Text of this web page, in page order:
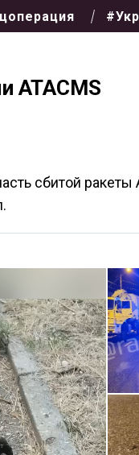
ATACMS
сбитой